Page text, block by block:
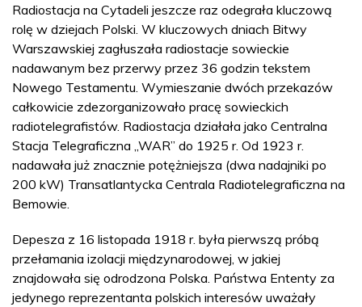
Radiostacja na Cytadeli jeszcze raz odegrała kluczową
rolę w dziejach Polski. W kluczowych dniach Bitwy
Warszawskiej zagłuszała radiostacje sowieckie
nadawanym bez przerwy przez 36 godzin tekstem
Nowego Testamentu. Wymieszanie dwóch przekazów
całkowicie zdezorganizowało pracę sowieckich
radiotelegrafistów. Radiostacja działała jako Centralna
Stacja Telegraficzna „WAR” do 1925 r. Od 1923 r.
nadawała już znacznie potężniejsza (dwa nadajniki po
200 kW) Transatlantycka Centrala Radiotelegraficzna na
Bemowie.
Depesza z 16 listopada 1918 r. była pierwszą próbą
przełamania izolacji międzynarodowej, w jakiej
znajdowała się odrodzona Polska. Państwa Ententy za
jedynego reprezentanta polskich interesów uważały